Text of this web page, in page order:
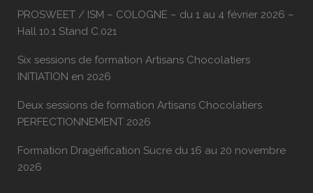
PROSWEET / ISM – COLOGNE – du 1 au 4 février 2026 –
Hall 10.1 Stand C.021
Six sessions de formation Artisans Chocolatiers
INITIATION en 2026
Deux sessions de formation Artisans Chocolatiers
PERFECTIONNEMENT 2026
Formation Dragéification Sucre du 16 au 20 novembre
2026